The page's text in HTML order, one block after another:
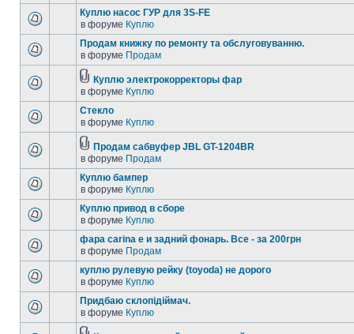
Куплю насос ГУР для 3S-FE
в форуме Куплю
Продам книжку по ремонту та обслуговуванню.
в форуме Продам
Куплю электрокорректоры фар
в форуме Куплю
Стекло
в форуме Куплю
Продам сабвуфер JBL GT-1204BR
в форуме Продам
Куплю бампер
в форуме Куплю
Куплю привод в сборе
в форуме Куплю
фара carina e и задний фонарь. Все - за 200грн
в форуме Продам
куплю рулевую рейку (toyoda) не дорого
в форуме Куплю
Придбаю склопідіймач.
в форуме Куплю